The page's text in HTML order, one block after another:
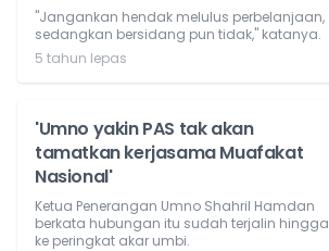
"Jangankan hendak melulus perbelanjaan,
sedangkan bersidang pun tidak," katanya.
5 tahun lepas
'Umno yakin PAS tak akan
tamatkan kerjasama Muafakat
Nasional'
Ketua Penerangan Umno Shahril Hamdan
berkata hubungan itu sudah terjalin hingga
ke peringkat akar umbi.